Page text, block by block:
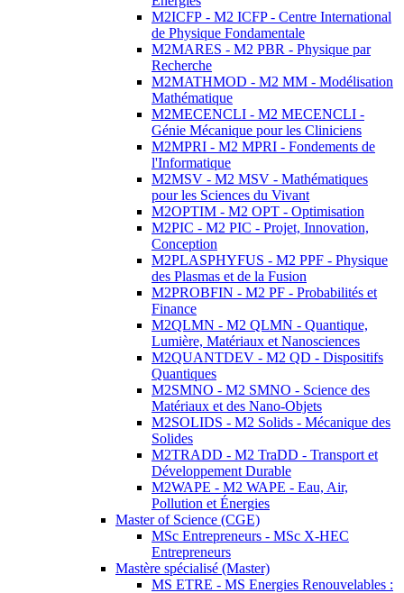
M2ICFP - M2 ICFP - Centre International
de Physique Fondamentale
M2MARES - M2 PBR - Physique par
Recherche
M2MATHMOD - M2 MM - Modélisation
Mathématique
M2MECENCLI - M2 MECENCLI -
Génie Mécanique pour les Cliniciens
M2MPRI - M2 MPRI - Fondements de
l'Informatique
M2MSV - M2 MSV - Mathématiques
pour les Sciences du Vivant
M2OPTIM - M2 OPT - Optimisation
M2PIC - M2 PIC - Projet, Innovation,
Conception
M2PLASPHYFUS - M2 PPF - Physique
des Plasmas et de la Fusion
M2PROBFIN - M2 PF - Probabilités et
Finance
M2QLMN - M2 QLMN - Quantique,
Lumière, Matériaux et Nanosciences
M2QUANTDEV - M2 QD - Dispositifs
Quantiques
M2SMNO - M2 SMNO - Science des
Matériaux et des Nano-Objets
M2SOLIDS - M2 Solids - Mécanique des
Solides
M2TRADD - M2 TraDD - Transport et
Développement Durable
M2WAPE - M2 WAPE - Eau, Air,
Pollution et Énergies
Master of Science (CGE)
MSc Entrepreneurs - MSc X-HEC
Entrepreneurs
Mastère spécialisé (Master)
MS ETRE - MS Energies Renouvelables :